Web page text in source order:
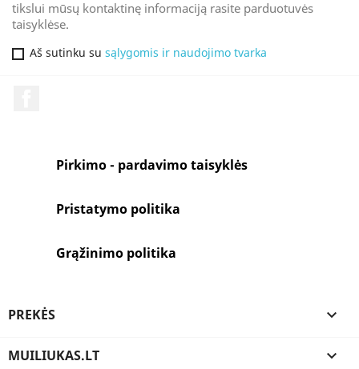
tikslui mūsų kontaktinę informaciją rasite parduotuvės
taisyklėse.
Aš sutinku su sąlygomis ir naudojimo tvarka
Pirkimo - pardavimo taisyklės
Pristatymo politika
Grąžinimo politika
PREKĖS 
MUILIUKAS.LT 